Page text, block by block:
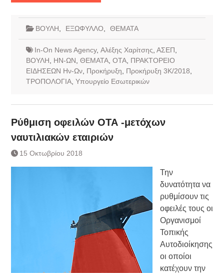
ΒΟΥΛΗ ΕΞΩΦΥΛΛΟ ΘΕΜΑΤΑ
In-On News Agency, Αλέξης Χαρίτσης ΑΣΕΠ
ΒΟΥΛΗ
ΗΝ-ΩΝ ΘΕΜΑΤΑ, ΟΤΑ, ΠΡΑΚΤΟΡΕΙΟ
ΕΙΔΗΣΕΩΝ Ην-Ων, Προκήρυξη Προκήρυξη 3Κ/2018
ΤΡΟΠΟΛΟΓΙΑ, Υπουργείο Εσωτερικών
Ρύθμιση οφειλών ΟΤΑ -μετόχων
ναυτιλιακών εταιριών
15 Οκτωβρίου 2018
Την
δυνατότητα να
ρυθμίσουν τις
οφειλές τους οι
Οργανισμοί
Τοπικής
Αυτοδιοίκησης
οι οποίοι
κατέχουν την